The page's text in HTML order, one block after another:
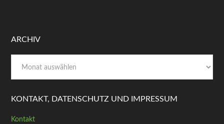
ARCHIV
KONTAKT, DATENSCHUTZ UND IMPRESSUM
Kontakt